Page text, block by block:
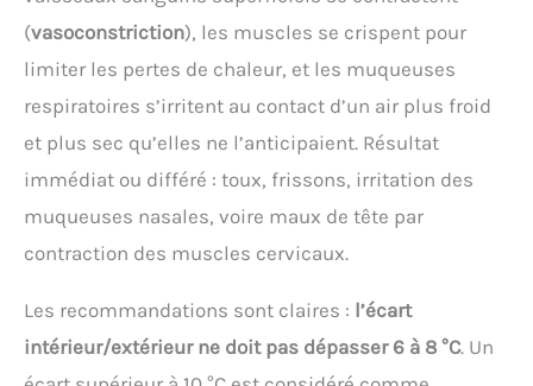
(vasoconstriction), les muscles se crispent pour
limiter les pertes de chaleur, et les muqueuses
respiratoires s’irritent au contact d’un air plus froid
et plus sec qu’elles ne l’anticipaient. Résultat
immédiat ou différé : toux, frissons, irritation des
muqueuses nasales, voire maux de tête par
contraction des muscles cervicaux.
Les recommandations sont claires : l’écart
intérieur/extérieur ne doit pas dépasser 6 à 8 °C. Un